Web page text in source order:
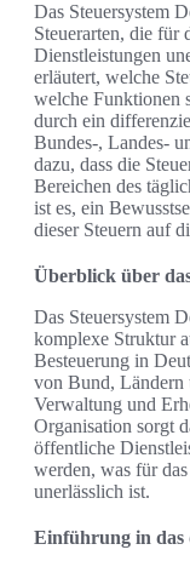
Das Steuersystem
Steuerarten, die für
Dienstleistungen
erläutert, welche
welche Funktionen
durch ein
Bundes-, Landes-
dazu, dass die
Bereichen des
ist es, ein
dieser Steuern auf
Überblick über
Das Steuersystem
komplexe Struktur
Besteuerung in
von Bund, Ländern
Verwaltung und
Organisation sorgt
öffentliche
werden, was für
unerlässlich ist.
Einführung in das